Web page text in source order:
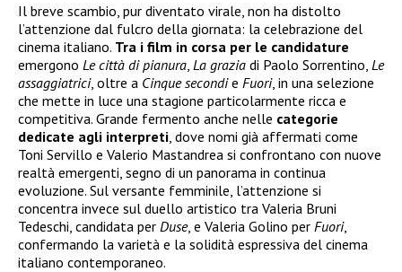
Il breve scambio, pur diventato virale, non ha distolto
l’attenzione dal fulcro della giornata: la celebrazione del
cinema italiano. Tra i film in corsa per le candidature
emergono Le città di pianura La grazia di Paolo Sorrentino, Le
assaggiatrici, oltre a Cinque secondie Fuori, in una selezione
che mette in luce una stagione particolarmente ricca e
competitiva. Grande fermento anche nelle categorie
dedicate agli interpreti , dove nomi già affermati come
Toni Servillo e Valerio Mastandrea si confrontano con nuove
realtà emergenti, segno di un panorama in continua
evoluzione. Sul versante femminile, l’attenzione si
concentra invece sul duello artistico tra Valeria Bruni
Tedeschi, candidata per Duse, e Valeria Golino per Fuori,
confermando la varietà e la solidità espressiva del cinema
italiano contemporaneo.